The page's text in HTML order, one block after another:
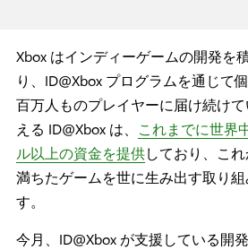
Xbox はインディーゲームの開発を
り、ID@Xbox プログラムを通じて
百万人ものプレイヤーに届け続け
える ID@Xbox は、 これまでに世界
ル以上の資金を提供しており、こ
満ちたゲームを世に生み出す取り
す。
今月、ID@Xbox が支援している開